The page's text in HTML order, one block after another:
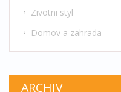
Zivotni styl
Domov a zahrada
ARCHIV